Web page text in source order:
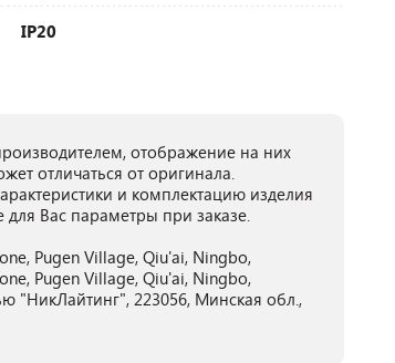
IP20
отображение на них
отличаться от оригинала.
и комплектацию изделия
Вас параметры при заказе.
Pugen Village, Qiu'ai, Ningbo,
Pugen Village, Qiu'ai, Ningbo,
"НикЛайтинг", 223056, Минская обл.,